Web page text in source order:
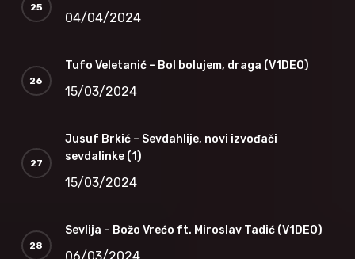
04/04/2024
Tufo Veletanić – Bol bolujem, draga (V1DEO)
15/03/2024
Jusuf Brkić – Sevdahlije, novi izvođači
sevdalinke (1)
15/03/2024
Sevlija – Božo Vrećo ft. Miroslav Tadić (V1DEO)